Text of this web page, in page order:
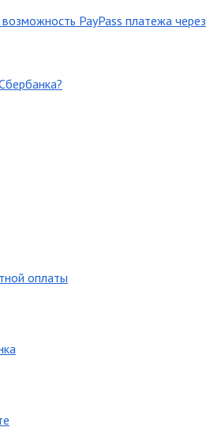
PayPass платежа через
оплаты